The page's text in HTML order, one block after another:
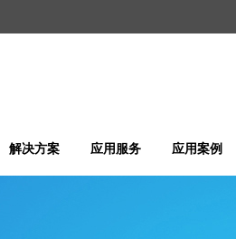
解决方案 应用服务 应用案例